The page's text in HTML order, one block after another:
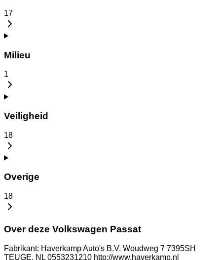
17
Milieu
1
Veiligheid
18
Overige
18
Over deze Volkswagen Passat
Fabrikant: Haverkamp Auto's B.V. Woudweg 7 7395SH
TEUGE, NL 0553231210 http://www.haverkamp.nl